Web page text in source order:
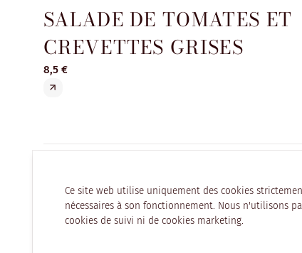
SALADE DE TOMATES ET
CREVETTES GRISES
8,5 €
Ce site web utilise uniquement des cookies
nécessaires à son fonctionnement. Nous n'utilisons
cookies de suivi ni de cookies marketing.